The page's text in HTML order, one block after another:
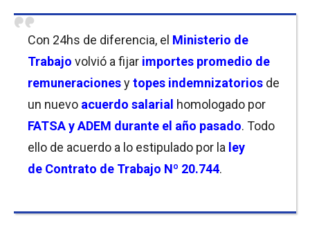
Con 24hs de diferencia, el Ministerio de
Trabajo volvió a fijar importes promedio de
remuneracionesytopes indemnizatorios de
un nuevo acuerdo salarial homologado por
FATSA y ADEM durante el año pasado. Todo
ello de acuerdo a lo estipulado por la ley
de Contrato de Trabajo Nº 20.744.